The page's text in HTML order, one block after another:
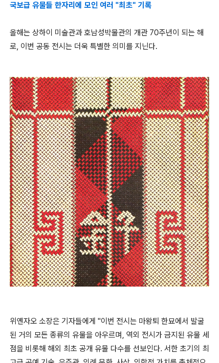
국보급 유물들 한자리에 모인 여러 "최초" 기록
올해는 상하이 미술관과 호남성박물관의 개관 70주년이 되는 해
로, 이번 공동 전시는 더욱 특별한 의미를 지닌다.
위옌자오 소장은 기자들에게 "이번 전시는 마왕퇴 한묘에서 발굴
된 거의 모든 종류의 유물을 아우르며, 역외 전시가 금지된 유물 세
점을 비롯해 해외 최초 공개 유물 다수를 선보인다. 서한 초기의 최